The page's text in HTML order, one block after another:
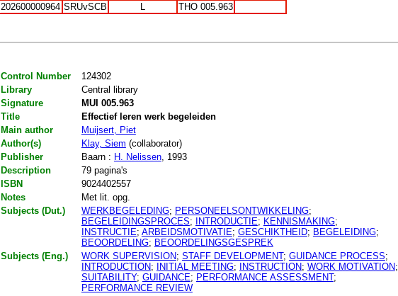
202600000964 SRUvSCB THO 005.963
Control Number
124302
Library
Central library
Signature
MUI 005.963
Title
Effectief leren werk begeleiden
Main author
Muijsert, Piet
Author(s)
Klay, Siem (collaborator)
Publisher
Baarn : H. Nelissen, 1993
Description
79 pagina's
ISBN
9024402557
Notes
Met lit. opg.
Subjects (Dut.)
WERKBEGELEDING; PERSONEELSONTWIKKELING;
BEGELEIDINGSPROCES; INTRODUCTIE; KENNISMAKING;
INSTRUCTIE; ARBEIDSMOTIVATIE; GESCHIKTHEID; BEGELEIDING;
BEOORDELING; BEOORDELINGSGESPREK
Subjects (Eng.)
WORK SUPERVISION; STAFF DEVELOPMENT; GUIDANCE PROCESS;
INTRODUCTION; INITIAL MEETING; INSTRUCTION; WORK MOTIVATION;
SUITABILITY; GUIDANCE; PERFORMANCE ASSESSMENT;
PERFORMANCE REVIEW